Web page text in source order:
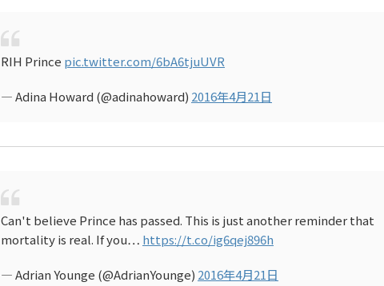
RIH Prince pic.twitter.com/6bA6tjuUVR
— Adina Howard (@adinahoward) 2016年4月21日
Can't believe Prince has passed. This is just another reminder that
mortality is real. If you… https://t.co/ig6qej896h
— Adrian Younge (@AdrianYounge) 2016年4月21日